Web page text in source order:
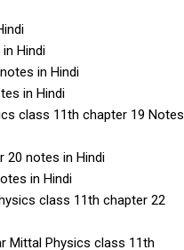
Hindi
in Hindi
in Hindi
class 11th chapter 19 Notes
20 notes in Hindi
in Hindi
class 11th chapter 22
Mittal Physics class 11th